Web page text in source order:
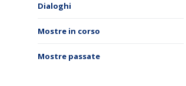
Dialoghi
Mostre in corso
Mostre passate